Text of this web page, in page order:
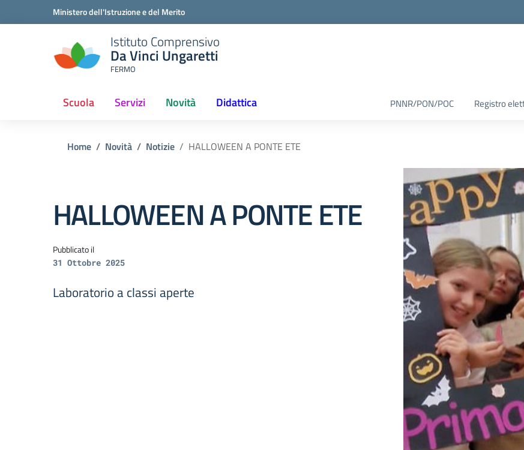
Ministero dell'Istruzione e del Merito
Istituto Comprensivo
Da Vinci Ungaretti
FERMO
Scuola Servizi Novità Didattica
(current) PNNR/PON/POC Registro
Home Novità Notizie HALLOWEEN A PONTE ETE
HALLOWEEN A PONTE ETE
Pubblicato il
31 Ottobre 2025
Laboratorio a classi aperte